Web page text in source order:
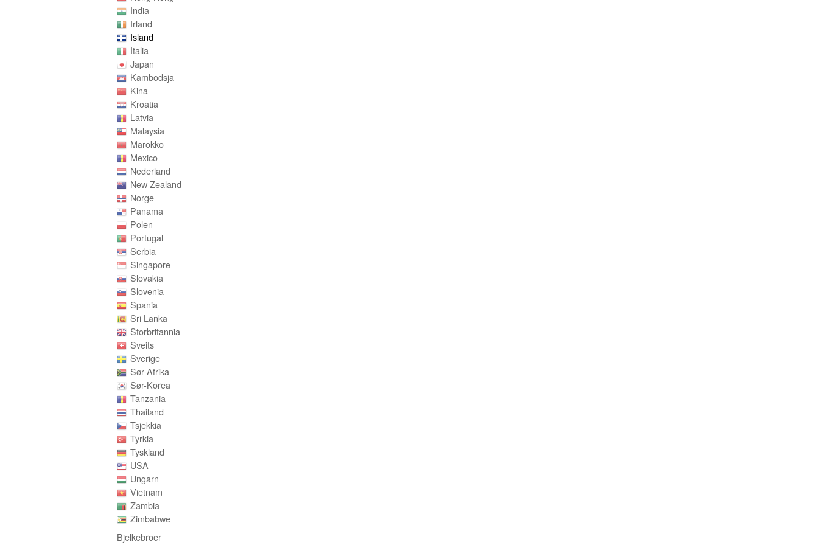
India
Irland
Island
Italia
Japan
Kambodsja
Kina
Kroatia
Latvia
Malaysia
Marokko
Mexico
Nederland
New Zealand
Norge
Panama
Polen
Portugal
Serbia
Singapore
Slovakia
Slovenia
Spania
Sri Lanka
Storbritannia
Sveits
Sverige
Sør-Afrika
Sør-Korea
Tanzania
Thailand
Tsjekkia
Tyrkia
Tyskland
USA
Ungarn
Vietnam
Zambia
Zimbabwe
Bjelkebroer